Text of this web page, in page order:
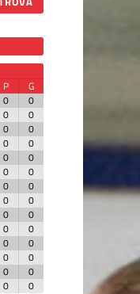
P
G
0
0
0
0
0
0
0
0
0
0
0
0
0
0
0
0
0
0
0
0
0
0
0
0
0
0
0 0